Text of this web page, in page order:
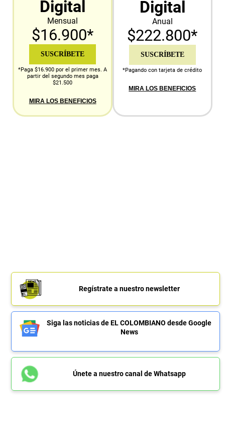
Digital
Mensual
$16.900*
SUSCRÍBETE
*Paga $16.900 por el primer mes. A
partir del segundo mes paga
$21.500
MIRA LOS BENEFICIOS
Digital
Anual
$222.800*
SUSCRÍBETE
*Pagando con tarjeta de crédito
MIRA LOS BENEFICIOS
Regístrate a nuestro newsletter
Siga las noticias de EL COLOMBIANO desde Google
News
Únete a nuestro canal de Whatsapp